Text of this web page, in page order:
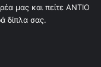
μας και πείτε ΑΝΤΙΟ
δίπλα σας.